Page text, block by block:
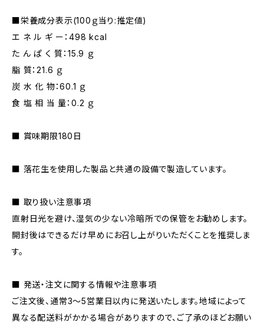
■栄養成分表示(100ｇ当り:推定値)
エ ネ ル ギ ー：498 kcal
た ん ぱ く 質：15.9 ｇ
脂 質：21.6 ｇ
炭 水 化 物：60.1 ｇ
食 塩 相 当 量：0.2 ｇ
■ 賞味期限180日
■ 落花生を使用した製品と共通の設備で製造しています。
■ 取り扱い注意事項
直射日光を避け、湿気の少ない冷暗所での保管をお勧めします。
開封後はできるだけ早めにお召し上がりいただくことを推奨しま
す。
■ 発送・注文に関する情報や注意事項
ご注文後、通常3～5営業日以内に発送いたします。地域によって
異なる配送料がかかる場合がありますので、ご了承のほどお願い